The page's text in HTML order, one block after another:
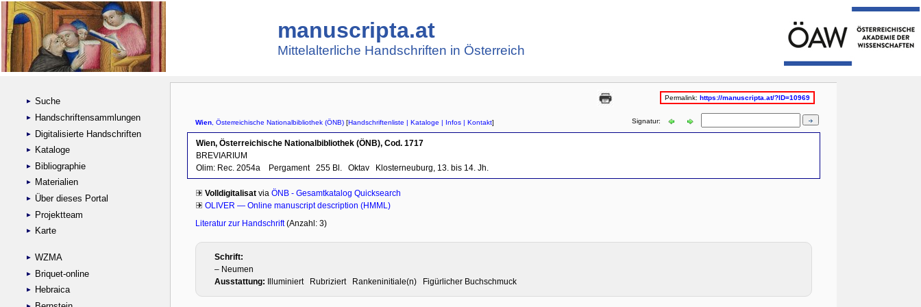
manuscripta.at
Mittelalterliche Handschriften in Österreich
Suche
Handschriftensammlungen
Digitalisierte Handschriften
Kataloge
Bibliographie
Materialien
Über dieses Portal
Projektteam
Karte
WZMA
Briquet-online
Hebraica